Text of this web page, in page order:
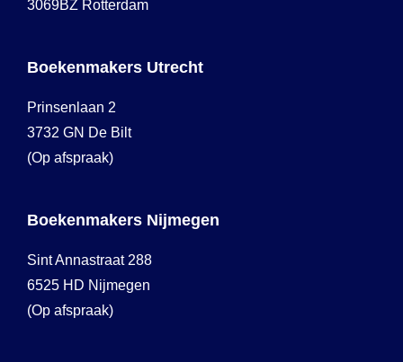
3069BZ Rotterdam
Boekenmakers Utrecht
Prinsenlaan 2
3732 GN De Bilt
(Op afspraak)
Boekenmakers Nijmegen
Sint Annastraat 288
6525 HD Nijmegen
(Op afspraak)